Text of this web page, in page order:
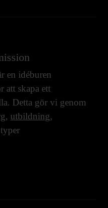
en idéburen
att skapa ett
Detta gör vi genom
, utbildning,